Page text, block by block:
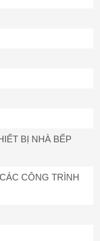
BỊ NHÀ BẾP
CÔNG TRÌNH